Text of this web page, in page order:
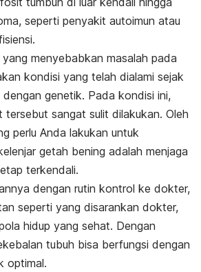
seperti penyakit autoimun atau
menyebabkan masalah pada
kondisi yang telah dialami sejak
genetik. Pada kondisi ini,
tersebut sangat sulit dilakukan. Oleh
perlu Anda lakukan untuk
getah bening adalah menjaga
terkendali.
dengan rutin kontrol ke dokter,
seperti yang disarankan dokter,
hidup yang sehat. Dengan
tubuh bisa berfungsi dengan
optimal.